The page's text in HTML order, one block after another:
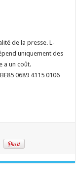
de la presse. L-
uniquement des
a un coût.
0689 4115 0106